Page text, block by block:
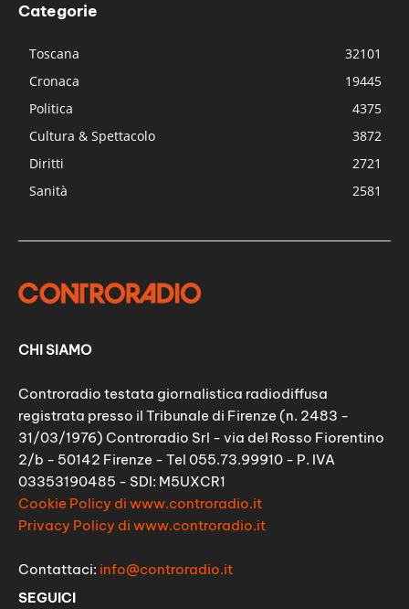
Categorie
Toscana
32101
Cronaca
19445
Politica
4375
Cultura & Spettacolo
3872
Diritti
2721
Sanità
2581
CHI SIAMO
Controradio testata giornalistica radiodiffusa
registrata presso il Tribunale di Firenze (n. 2483 -
31/03/1976) Controradio Srl - via del Rosso Fiorentino
2/b - 50142 Firenze - Tel 055.73.99910 - P. IVA
03353190485 - SDI: M5UXCR1
Cookie Policy di www.controradio.it
Privacy Policy di www.controradio.it
Contattaci: info@controradio.it
SEGUICI